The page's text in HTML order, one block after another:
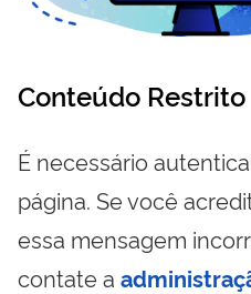
Conteúdo Restrito
É necessário
página. Se você
essa mensagem
contate a